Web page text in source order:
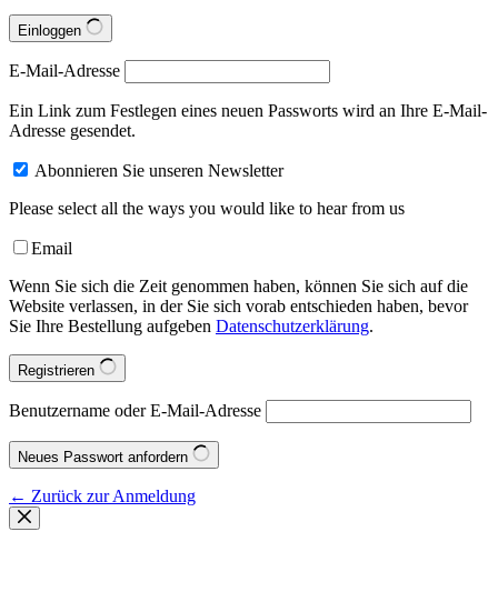
Einloggen
E-Mail-Adresse
Ein Link zum Festlegen eines neuen Passworts wird an Ihre E-Mail-
Adresse gesendet.
Abonnieren Sie unseren Newsletter
Please select all the ways you would like to hear from us
Email
Wenn Sie sich die Zeit genommen haben, können Sie sich auf die
Website verlassen, in der Sie sich vorab entschieden haben, bevor
Sie Ihre Bestellung aufgeben Datenschutzerklärung.
Registrieren
Benutzername oder E-Mail-Adresse
Neues Passwort anfordern
← Zurück zur Anmeldung